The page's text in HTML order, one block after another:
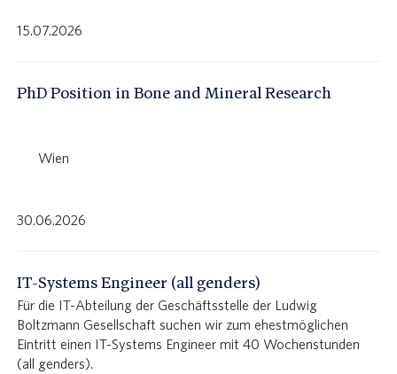
15.07.2026
PhD Position in Bone and Mineral Research
Wien
30.06.2026
IT-Systems Engineer (all genders)
Für die IT-Abteilung der Geschäftsstelle der Ludwig
Boltzmann Gesellschaft suchen wir zum ehestmöglichen
Eintritt einen IT-Systems Engineer mit 40 Wochenstunden
(all genders).